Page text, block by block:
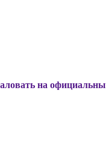
официальный сайт